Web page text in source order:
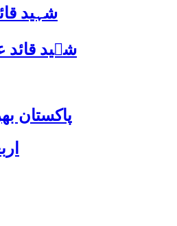
شہید
شہید قائد علامہ عارف حسین
پاکستان بھر میں اربعین حسینی 2026
اربعین